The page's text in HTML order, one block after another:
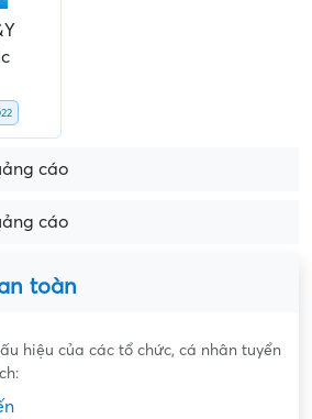
cáo
cáo
toàn
hiệu của các tổ chức, cá nhân tuyển